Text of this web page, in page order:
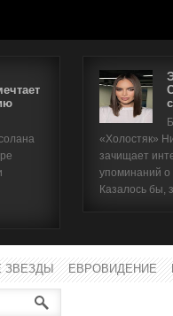
«Холостяк»
зачищает
упоминаний
Казалось бы,
ЗВЕЗДЫ ЕВРОВИДЕНИЕ
Имя